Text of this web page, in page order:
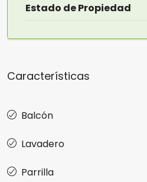
Estado de Propiedad
Características
Balcón
Lavadero
Parrilla